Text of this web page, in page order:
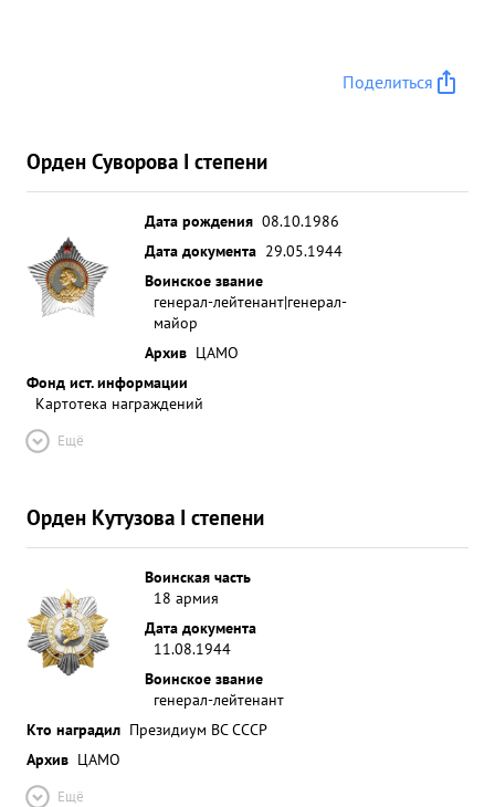
Поделиться
Орден Суворова I степени
Дата рождения 08.10.1986
Дата документа 29.05.1944
Воинское звание
генерал-лейтенант|генерал-
майор
Архив ЦАМО
Фонд ист. информации
Картотека награждений
Ещё
Орден Кутузова I степени
Воинская часть
18 армия
Дата документа
11.08.1944
Воинское звание
генерал-лейтенант
Кто наградил Президиум ВС СССР
Архив ЦАМО
Ещё